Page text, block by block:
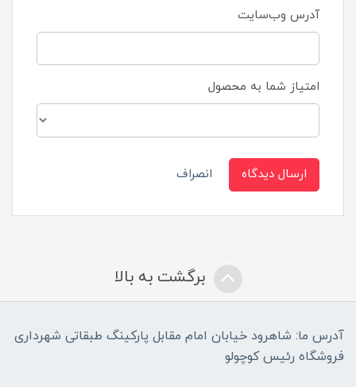
آدرس وب‌سایت
امتیاز شما به محصول
ارسال دیدگاه انصراف
برگشت به بالا
آدرس ما: شاهرود خیابان امام مقابل پارکینگ طبقاتی شهرداری
فروشگاه رئیس کوچولو